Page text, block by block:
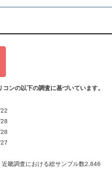
ンの以下の調査に基づいています。
畿調査における総サンプル数2,846